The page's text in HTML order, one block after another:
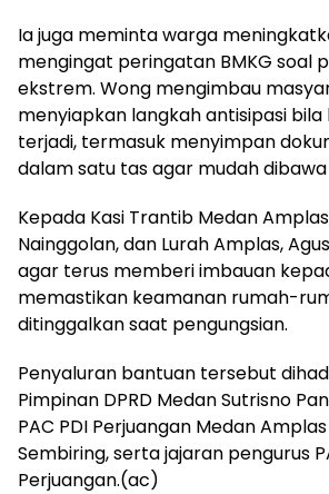
Ia juga meminta warga
mengingat peringatan BMKG soal
ekstrem. Wong mengimbau
menyiapkan langkah antisipasi
terjadi, termasuk menyimpan
dalam satu tas agar mudah
Kepada Kasi Trantib Medan
Nainggolan, dan Lurah Amplas,
agar terus memberi imbauan
memastikan keamanan rumah-
ditinggalkan saat pengungsian.
Penyaluran bantuan tersebut
Pimpinan DPRD Medan Sutrisno
PAC PDI Perjuangan Medan
Sembiring, serta jajaran pengurus
Perjuangan.(ac)